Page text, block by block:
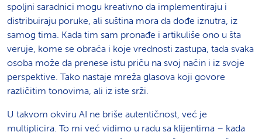
spoljni saradnici mogu kreativno da implementiraju i
distribuiraju poruke, ali suština mora da dođe iznutra, iz
samog tima. Kada tim sam pronađe i artikuliše ono u šta
veruje, kome se obraća i koje vrednosti zastupa, tada svaka
osoba može da prenese istu priču na svoj način i iz svoje
perspektive. Tako nastaje mreža glasova koji govore
različitim tonovima, ali iz iste srži.
U takvom okviru AI ne briše autentičnost, već je
multiplicira. To mi već vidimo u radu sa klijentima – kada